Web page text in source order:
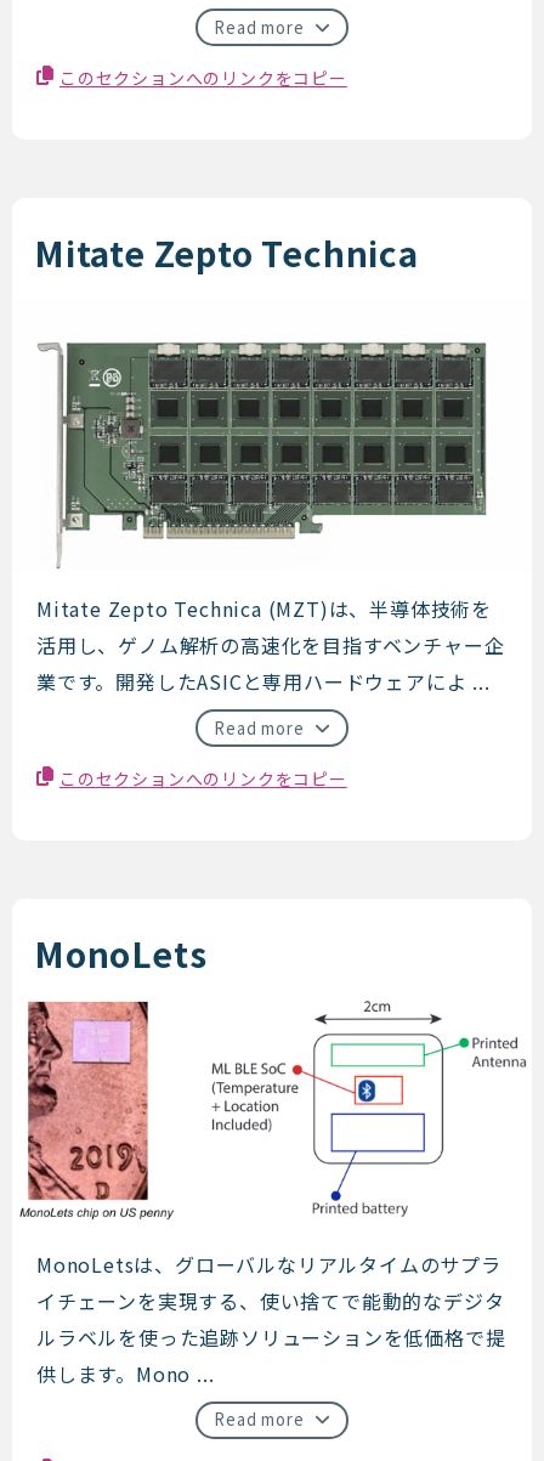
Read more
このセクションへのリンクをコピー
Mitate Zepto Technica
Mitate Zepto Technica
Mitate Zepto Technica (MZT)は、半導体技術を
活用し、ゲノム解析の高速化を目指すベンチャー企
業です。開発したASICと専用ハードウェアによ ...
Read more
このセクションへのリンクをコピー
MonoLets
MonoLets
MonoLetsは、グローバルなリアルタイムのサプラ
イチェーンを実現する、使い捨てで能動的なデジタ
ルラベルを使った追跡ソリューションを低価格で提
供します。Mono ...
Read more